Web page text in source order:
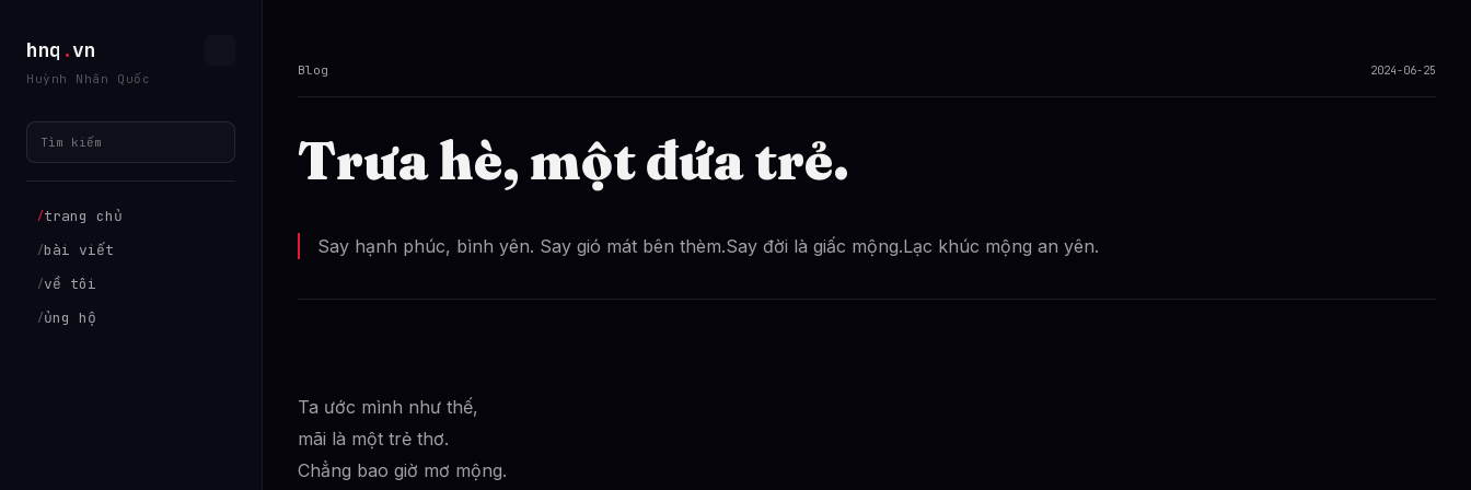
hnq .vn
Huỳnh Nhân Quốc
Tìm kiếm
/trang chủ
/bài viết
/về tôi
/ủng hộ
Blog 2024-06-25
Trưa hè, một đứa trẻ.
Say hạnh phúc, bình yên. Say gió mát bên thèm.Say đời là giấc mộng.Lạc khúc mộng an yên.
Ta ước mình như thế,
mãi là một trẻ thơ.
Chẳng bao giờ mơ mộng.